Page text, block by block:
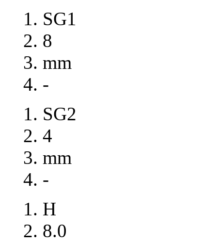
SG1
8
mm
-
SG2
4
mm
-
H
8.0